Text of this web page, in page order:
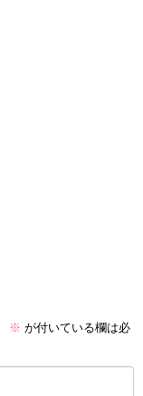
※ が付いている欄は必